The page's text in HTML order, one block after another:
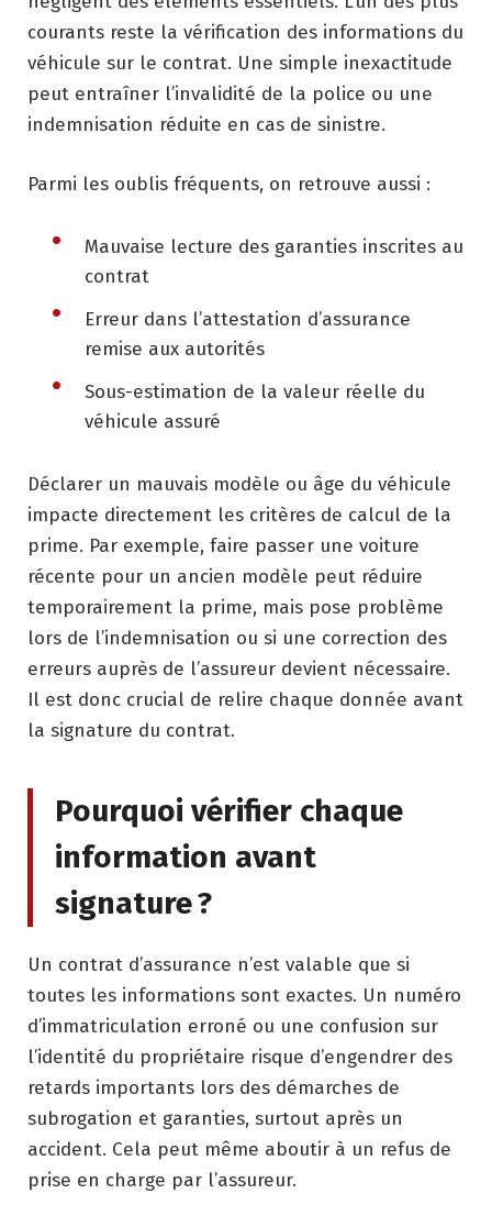
courants reste la vérification des informations du
véhicule sur le contrat. Une simple inexactitude
peut entraîner l’invalidité de la police ou une
indemnisation réduite en cas de sinistre.
Parmi les oublis fréquents, on retrouve aussi :
Mauvaise lecture des garanties inscrites au
contrat
Erreur dans l’attestation d’assurance
remise aux autorités
Sous-estimation de la valeur réelle du
véhicule assuré
Déclarer un mauvais modèle ou âge du véhicule
impacte directement les critères de calcul de la
prime. Par exemple, faire passer une voiture
récente pour un ancien modèle peut réduire
temporairement la prime, mais pose problème
lors de l’indemnisation ou si une correction des
erreurs auprès de l’assureur devient nécessaire.
Il est donc crucial de relire chaque donnée avant
la signature du contrat.
Pourquoi vérifier chaque
information avant
signature ?
Un contrat d’assurance n’est valable que si
toutes les informations sont exactes. Un numéro
d’immatriculation erroné ou une confusion sur
l’identité du propriétaire risque d’engendrer des
retards importants lors des démarches de
subrogation et garanties, surtout après un
accident. Cela peut même aboutir à un refus de
prise en charge par l’assureur.